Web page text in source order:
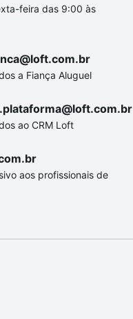
feira das 9:00 às
a Fiança Aluguel
ao CRM Loft
aos profissionais de